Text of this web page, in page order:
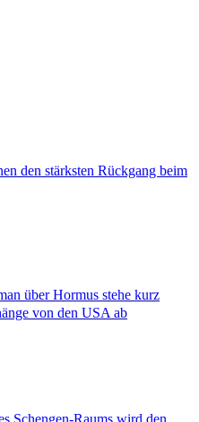
den stärksten Rückgang beim
über Hormus stehe kurz
von den USA ab